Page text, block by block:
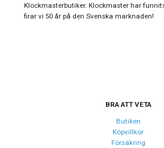
Typ av klocka
Vit
Fyrkantig
Silver
Klockmasterbutiker. Klockmaster har
firar vi 50 år på den Svenska marknaden!
BRA ATT VETA
Butiken
Köpvillkor
Försäkring